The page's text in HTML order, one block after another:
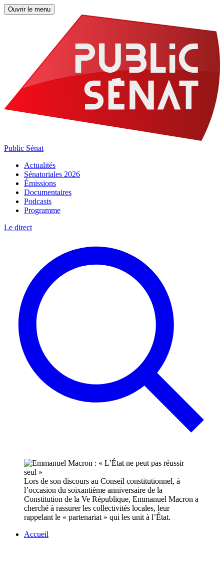
Ouvrir le menu
Public Sénat
Actualités
Sénatoriales 2026
Émissions
Documentaires
Podcasts
Programme
Le direct
Lors de son discours au Conseil constitutionnel, à
l’occasion du soixantième anniversaire de la
Constitution de la Ve République, Emmanuel Macron a
cherché à rassurer les collectivités locales, leur
rappelant le « partenariat » qui les unit à l’État.
Accueil